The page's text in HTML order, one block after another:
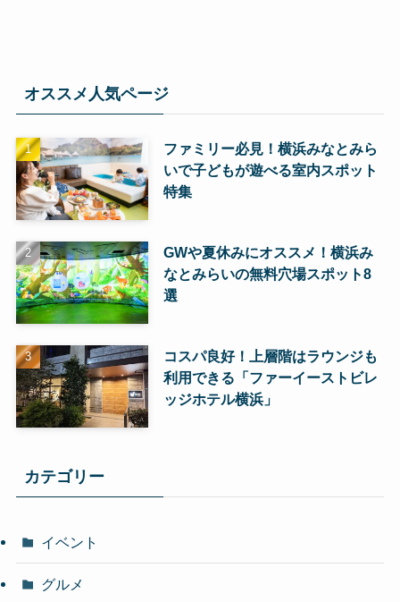
オススメ人気ページ
ファミリー必見！横浜みなとみら
いで子どもが遊べる室内スポット
特集
GWや夏休みにオススメ！横浜み
なとみらいの無料穴場スポット8
選
コスパ良好！上層階はラウンジも
利用できる「ファーイーストビレ
ッジホテル横浜」
カテゴリー
イベント
グルメ